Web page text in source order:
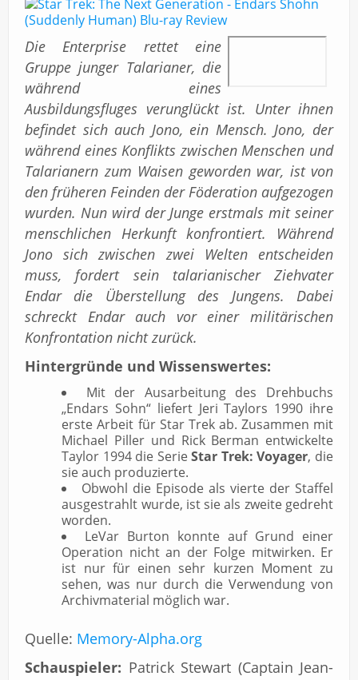
Die Enterprise rettet eine
Gruppe junger Talarianer, die
während eines
Ausbildungsfluges verunglückt ist. Unter ihnen
befindet sich auch Jono, ein Mensch. Jono, der
während eines Konflikts zwischen Menschen und
Talarianern zum Waisen geworden war, ist von
den früheren Feinden der Föderation aufgezogen
wurden. Nun wird der Junge erstmals mit seiner
menschlichen Herkunft konfrontiert. Während
Jono sich zwischen zwei Welten entscheiden
muss, fordert sein talarianischer Ziehvater
Endar die Überstellung des Jungens. Dabei
schreckt Endar auch vor einer militärischen
Konfrontation nicht zurück.
Hintergründe und Wissenswertes:
Mit der Ausarbeitung des Drehbuchs
„Endars Sohn“ liefert Jeri Taylors 1990 ihre
erste Arbeit für Star Trek ab. Zusammen mit
Michael Piller und Rick Berman entwickelte
Taylor 1994 die SerieStar Trek: Voyager, die
sie auch produzierte.
Obwohl die Episode als vierte der Staffel
ausgestrahlt wurde, ist sie als zweite gedreht
worden.
LeVar Burton konnte auf Grund einer
Operation nicht an der Folge mitwirken. Er
ist nur für einen sehr kurzen Moment zu
sehen, was nur durch die Verwendung von
Archivmaterial möglich war.
Quelle: Memory-Alpha.org
Schauspieler: Patrick Stewart (Captain Jean-